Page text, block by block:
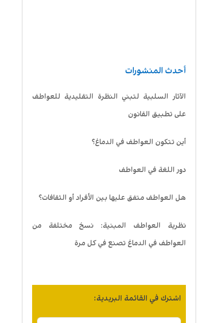
أحدث المنشورات
الآثار السلبية لتبني النظرة التقليدية للعواطف
على تطبيق القانون
أين تتكون العواطف في الدماغ؟
دور اللغة في العواطف
هل العواطف متفق عليها بين الأفراد أو الثقافات؟
نظرية العواطف المبنية: نسخ مختلفة من
العواطف في الدماغ تصنع في كل مرة
اشترك في القائمة البريدية: